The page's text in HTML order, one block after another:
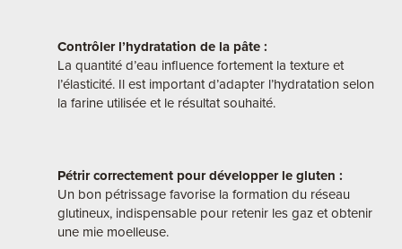
Contrôler l’hydratation de la pâte :
La quantité d’eau influence fortement la texture et
l’élasticité. Il est important d’adapter l’hydratation selon
la farine utilisée et le résultat souhaité.
Pétrir correctement pour développer le gluten :
Un bon pétrissage favorise la formation du réseau
glutineux, indispensable pour retenir les gaz et obtenir
une mie moelleuse.